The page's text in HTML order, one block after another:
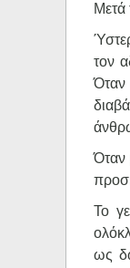
Μετά
τον
Όταν
Όταν
Το
ως